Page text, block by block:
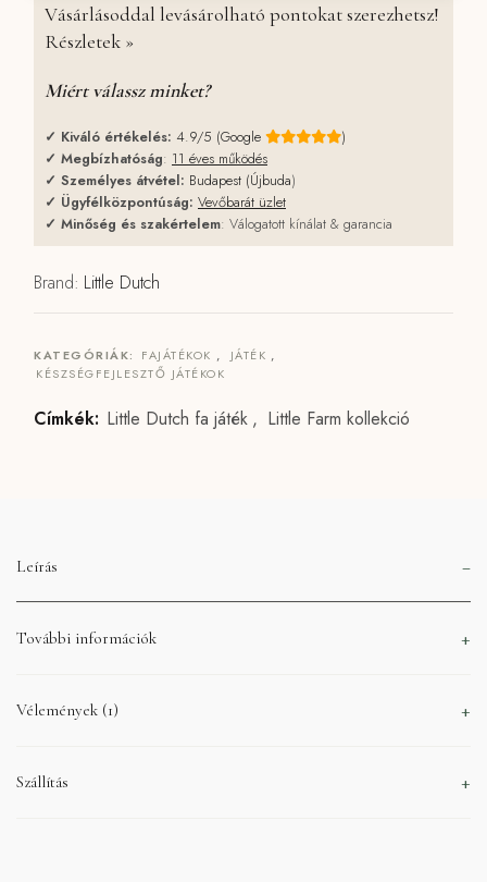
Vásárlásoddal levásárolható pontokat szerezhetsz!
Részletek »
Miért válassz minket?
✓ Kiváló értékelés: 4.9/5 (Google
)
✓ Megbízhatóság: 11 éves működés
✓ Személyes átvétel: Budapest (Újbuda)
✓ Ügyfélközpontúság: Vevőbarát üzlet
✓ Minőség és szakértelem: Válogatott kínálat & garancia
Brand: Little Dutch
KATEGÓRIÁK: FAJÁTÉKOK , JÁTÉK ,
KÉSZSÉGFEJLESZTŐ JÁTÉKOK
Címkék: Little Dutch fa játék , Little Farm kollekció
Leírás
További információk
Vélemények (1)
Szállítás